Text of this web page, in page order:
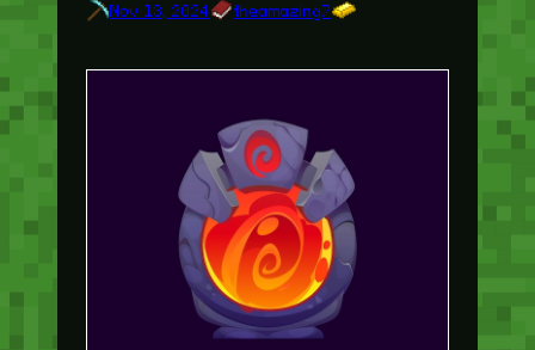
Nov 13, 2024
theamazing7